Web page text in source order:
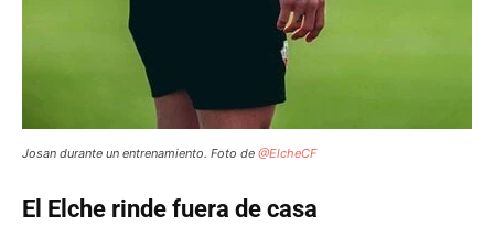
Josan durante un entrenamiento. Foto de @ElcheCF
El Elche rinde fuera de casa